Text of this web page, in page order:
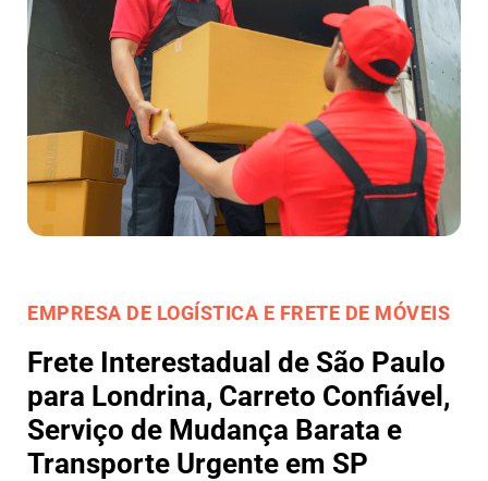
EMPRESA DE LOGÍSTICA E FRETE DE MÓVEIS
Frete Interestadual de São Paulo
para Londrina, Carreto Confiável,
Serviço de Mudança Barata e
Transporte Urgente em SP